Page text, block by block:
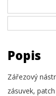
Popis
Zářezový
zásuvek,